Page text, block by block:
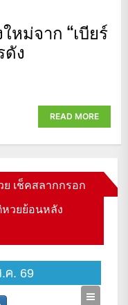
หม่จาก “เบียร์
ง
READ MORE
เช็คสลากกรอก
วยย้อนหลัง